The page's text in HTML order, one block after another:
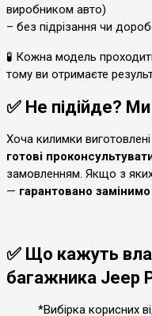
виробником авто)
– без підрізання чи
🧪 Кожна модель
тому ви отримаєте
✅ Не підійде?
Хоча килимки
готові
замовленням. Якщо з
— гарантовано
✅ Що кажуть
багажника Jeep
*Вибірка корисних